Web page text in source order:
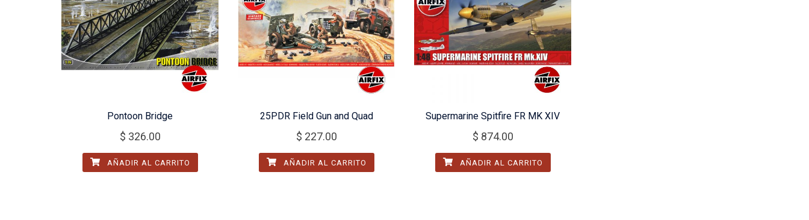
Pontoon Bridge
$ 326.00
AÑADIR AL CARRITO
25PDR Field Gun and Quad
$ 227.00
AÑADIR AL CARRITO
Supermarine Spitfire FR MK XIV
$ 874.00
AÑADIR AL CARRITO